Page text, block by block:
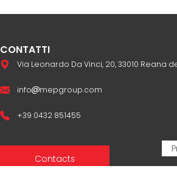
CONTATTI
Via Leonardo Da Vinci, 20, 33010 Reana
info mepgroup.com
+39 0432 851455
Contacts